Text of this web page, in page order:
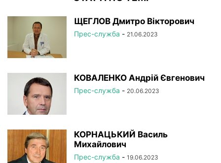
ЩЕГЛОВ Дмитро Вікторович
Прес-служба - 21.06.2023
КОВАЛЕНКО Андрій Євгенович
Прес-служба - 20.06.2023
КОРНАЦЬКИЙ Василь
Михайлович
Прес-служба - 19.06.2023